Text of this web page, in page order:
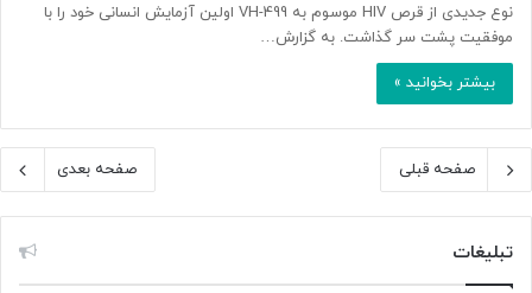
نوع جدیدی از قرص HIV موسوم به VH-499 اولین آزمایش انسانی خود را با
موفقیت پشت سر گذاشت. به گزارش…
بیشتر بخوانید »
صفحه قبلی صفحه بعدی
تبلیغات